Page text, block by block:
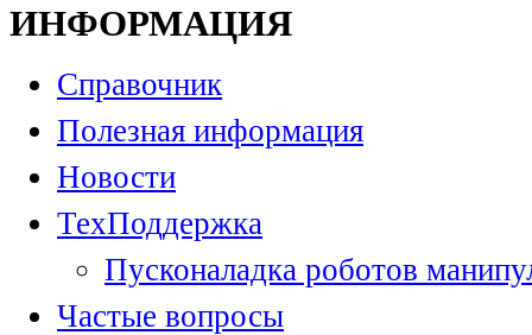
ИНФОРМАЦИЯ
Справочник
Полезная информация
Новости
ТехПоддержка
Пусконаладка роботов
Частые вопросы